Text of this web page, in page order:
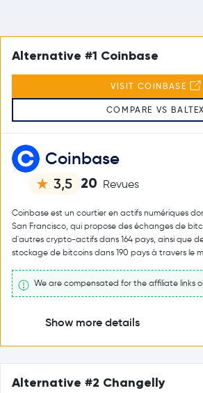
Coinbase
3,5 20 Revues
Coinbase est un courtier en actifs numériques
San Francisco, qui propose des échanges de
d'autres crypto-actifs dans 164 pays, ainsi que
stockage de bitcoins dans 190 pays à travers le
We are compensated for the affiliate links
Show more details
Alternative #1 Coinbase
VISIT COINBASE
COMPARE VS BALTEX
Alternative #2 Changelly